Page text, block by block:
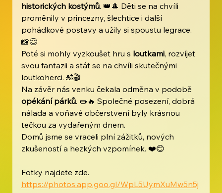
historických kostýmů. 👑🎩 Děti se na chvíli
proměnily v princezny, šlechtice i další
pohádkové postavy a užily si spoustu legrace.
📸😊
Poté si mohly vyzkoušet hru s loutkami, rozvíjet
svou fantazii a stát se na chvíli skutečnými
loutkoherci. 🎎🎬
Na závěr nás venku čekala odměna v podobě
opékání párků. 🌭🔥 Společné posezení, dobrá
nálada a voňavé občerstvení byly krásnou
tečkou za vydařeným dnem.
Domů jsme se vraceli plní zážitků, nových
zkušeností a hezkých vzpomínek. ❤️😊
Fotky najdete zde.
https://photos.app.goo.gl/WpL5UymXuMw5n5j